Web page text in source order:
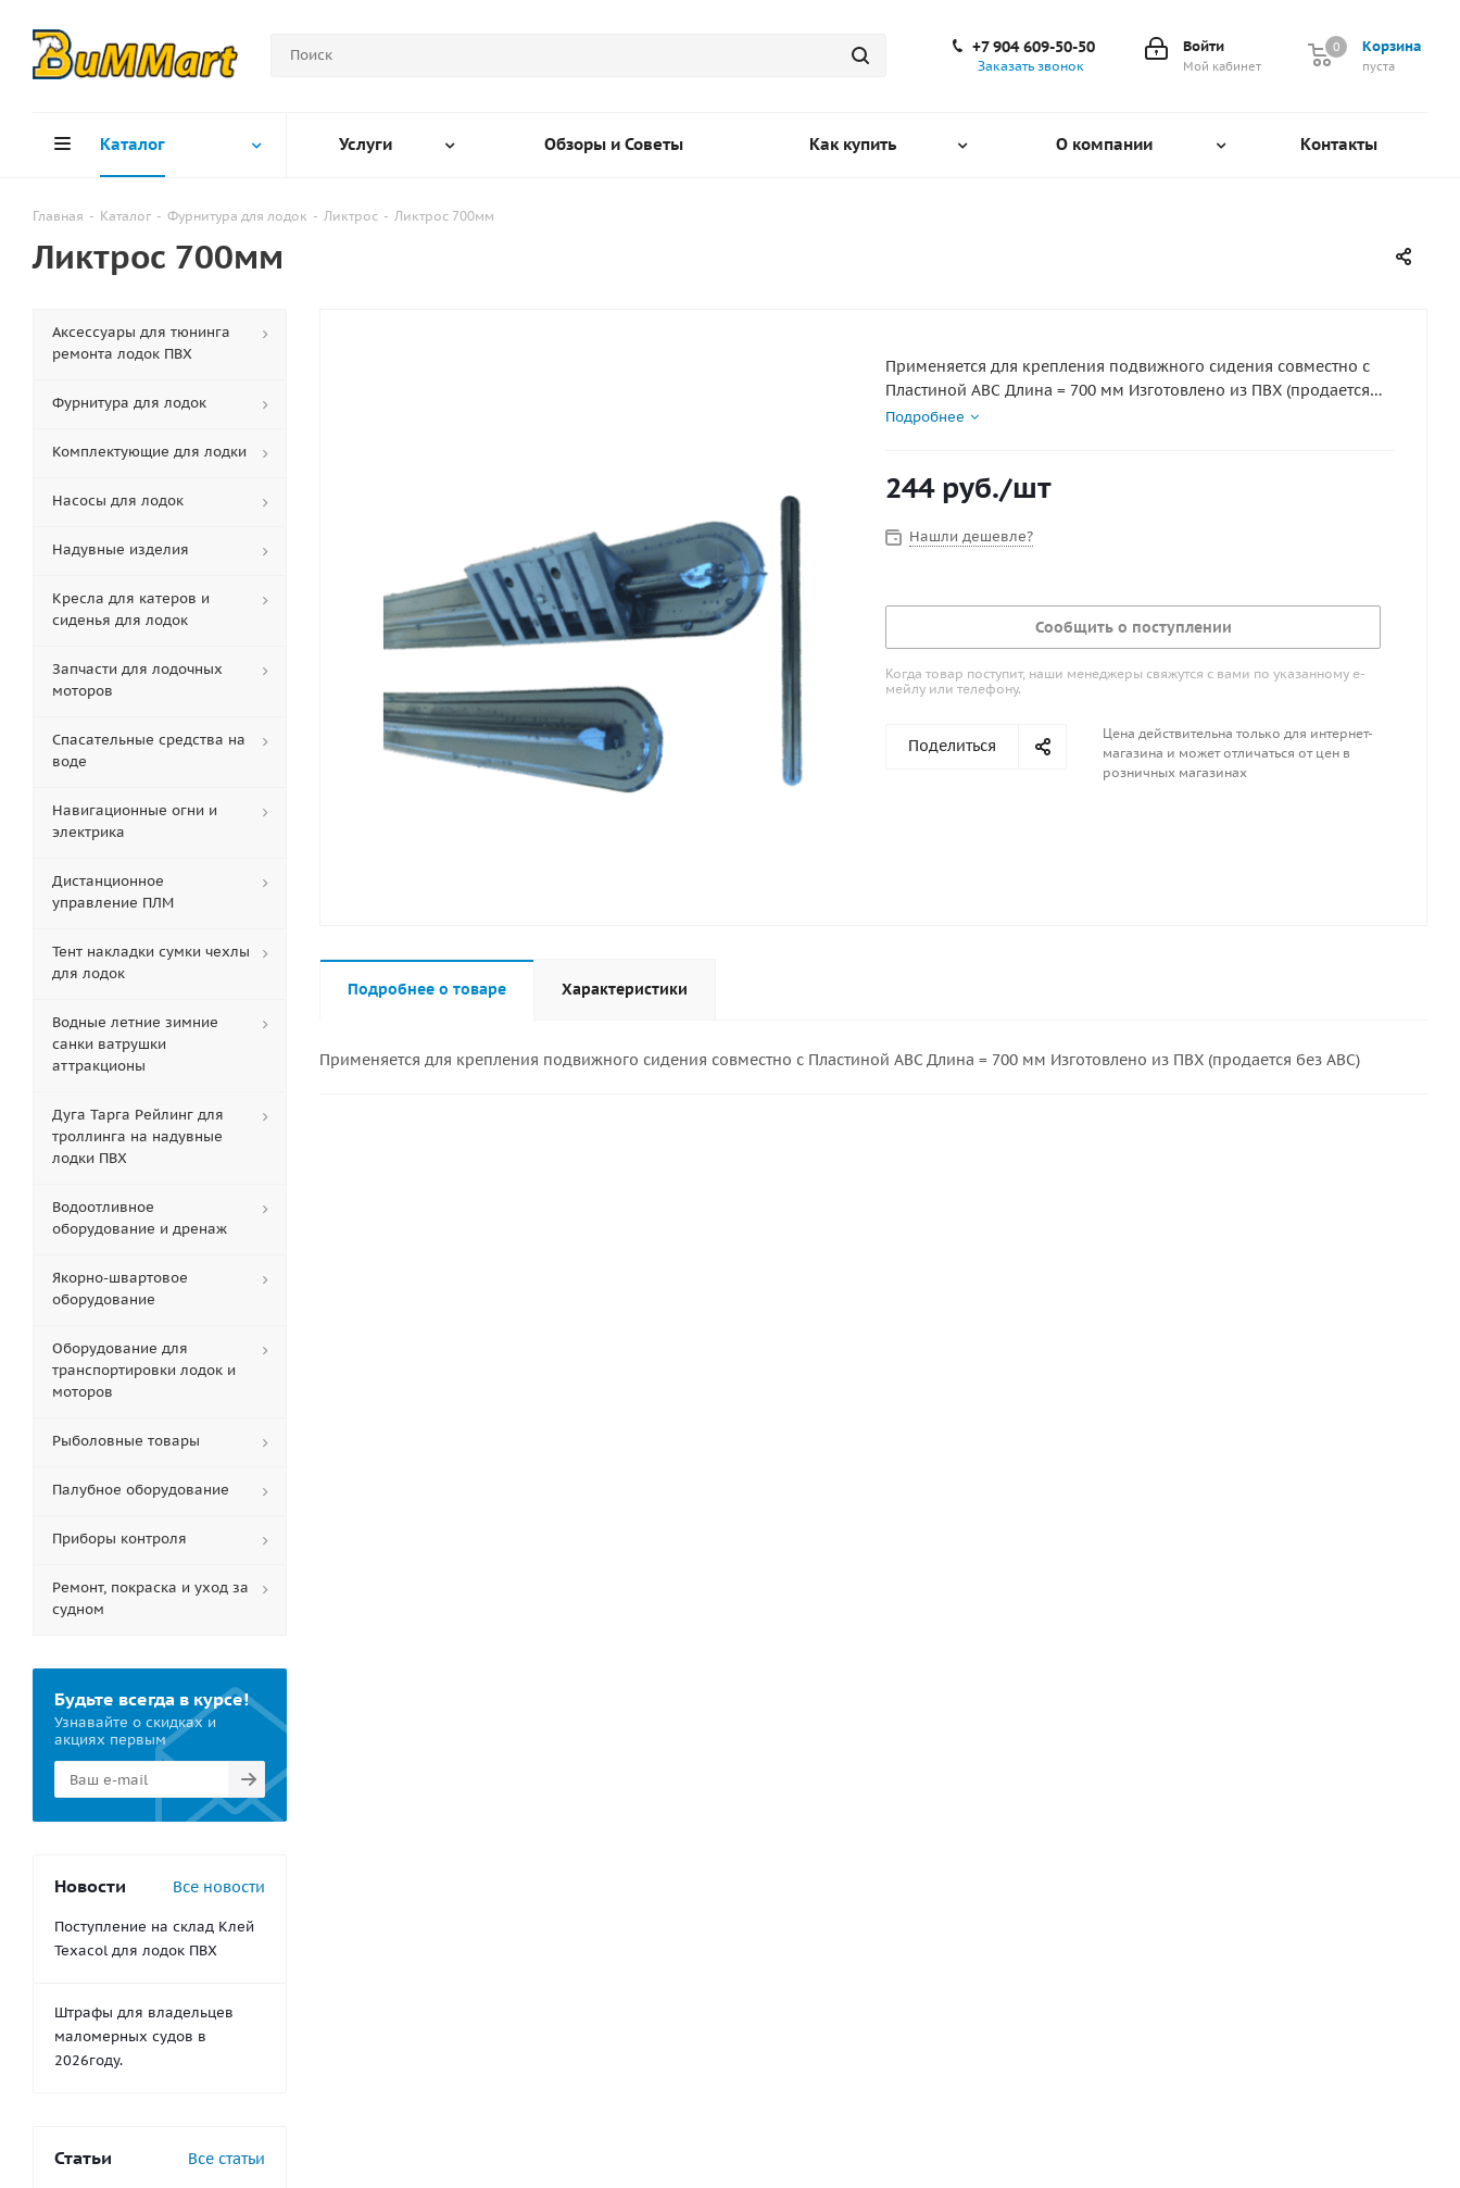
Корзина
0
пуста
0
Войти
Мой кабинет
+7 904 609-50-50
Заказать звонок
Каталог Услуги Обзоры и Советы Как купить О компании Контакты
Главная - Каталог - Фурнитура для лодок - Ликтрос - Ликтрос 700мм
Ликтрос 700мм
Применяется для крепления подвижного сидения совместно с
Пластиной АВС Длина = 700 мм Изготовлено из ПВХ (продается
без АВС)
Подробнее
244руб./шт
Нашли дешевле?
Сообщить о поступлении
Когда товар поступит, наши менеджеры свяжутся с вами по указанному е-
мейлу или телефону.
Поделиться
Цена действительна только для интернет-
магазина и может отличаться от цен в
розничных магазинах
Подробнее о товаре Характеристики
Применяется для крепления подвижного сидения совместно с Пластиной АВС Длина = 700 мм Изготовлено из ПВХ (продается без АВС)
Аксессуары для тюнинга
ремонта лодок ПВХ
Фурнитура для лодок
Комплектующие для лодки
Насосы для лодок
Надувные изделия
Кресла для катеров и
сиденья для лодок
Запчасти для лодочных
моторов
Спасательные средства на
воде
Навигационные огни и
электрика
Дистанционное
управление ПЛМ
Тент накладки сумки чехлы
для лодок
Водные летние зимние
санки ватрушки
аттракционы
Дуга Тарга Рейлинг для
троллинга на надувные
лодки ПВХ
Водоотливное
оборудование и дренаж
Якорно-швартовое
оборудование
Оборудование для
транспортировки лодок и
моторов
Рыболовные товары
Палубное оборудование
Приборы контроля
Ремонт, покраска и уход за
судном
Будьте всегда в курсе!
Узнавайте о скидках и
акциях первым
Новости Все новости
Поступление на склад Клей
Texacol для лодок ПВХ
Штрафы для владельцев
маломерных судов в
2026году.
Статьи Все статьи